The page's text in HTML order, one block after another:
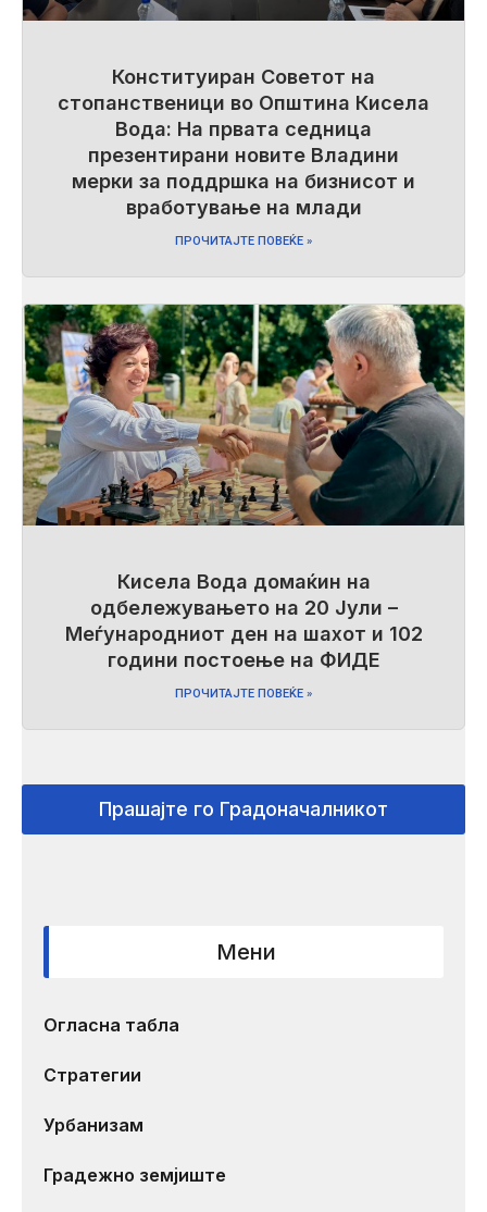
Конституиран Советот на
стопанственици во Општина Кисела
Вода: На првата седница
презентирани новите Владини
мерки за поддршка на бизнисот и
вработување на млади
ПРОЧИТАЈТЕ ПОВЕЌЕ »
Кисела Вода домаќин на
одбележувањето на 20 Јули –
Меѓународниот ден на шахот и 102
години постоење на ФИДЕ
ПРОЧИТАЈТЕ ПОВЕЌЕ »
Прашајте го Градоначалникот
Мени
Огласна табла
Стратегии
Урбанизам
Градежно земјиште